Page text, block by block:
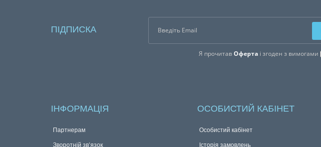
ПІДПИСКА
Я прочитавОфертаі згоден з вимогами
ІНФОРМАЦІЯ
Партнерам
Зворотній зв’язок
ОСОБИСТИЙ КАБІНЕТ
Особистий кабінет
Історія замовлень